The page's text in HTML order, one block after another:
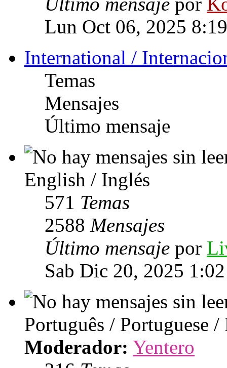
Lun Oct 06, 2025
International /
Temas
Mensajes
Último mensaje
English / Inglés
571 Temas
2588 Mensajes
Último mensaje por
Sab Dic 20, 2025
Português / Portuguese /
Moderador: Yentero